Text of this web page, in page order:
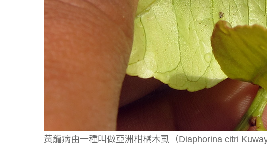
黃龍病由一種叫做亞洲柑橘木虱（Diaphorina citri